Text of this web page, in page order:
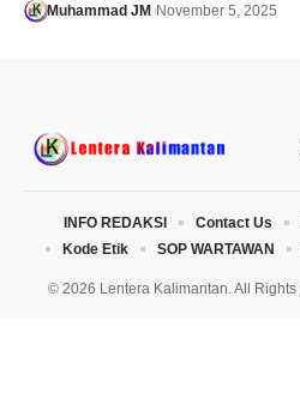
Muhammad JM November 5, 2025
© 2026 Lentera Kalimantan. All
INFO REDAKSI Contact Us
Kode Etik
SOP WARTAWAN